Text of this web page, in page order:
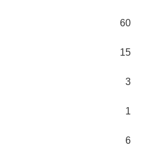
60
15
3
1
6